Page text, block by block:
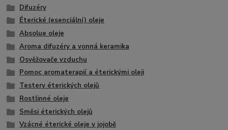
Difuzéry
Éterické (esenciální) oleje
Absolue oleje
Aroma difuzéry a vonná keramika
Osvěžovače vzduchu
Pomoc aromaterapií a éterickými oleji
Testery éterických olejů
Rostlinné oleje
Směsi éterických olejů
Vzácné éterické oleje v jojobě